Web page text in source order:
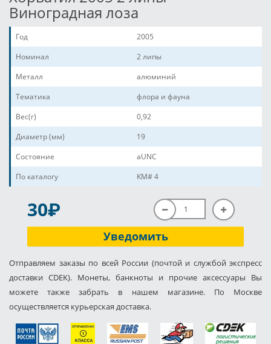
Виноградная лоза
Год
2005
Номинал
2 липы
Металл
алюминий
Тематика
флора и фауна
Вес(г)
0,92
Диаметр (мм)
19
Состояние
aUNC
По каталогу
KM# 4
30P
Уведомить
Отправляем заказы по всей России (почтой и службой экспресс
доставки CDEK). Монеты, банкноты и прочие аксессуары Вы
можете также забрать в нашем магазине. По Москве
осуществляется курьерская доставка.